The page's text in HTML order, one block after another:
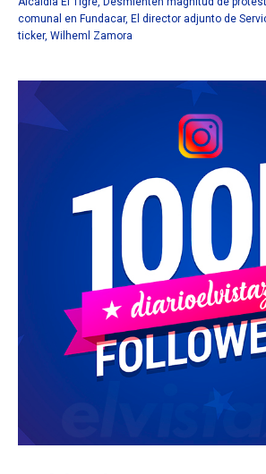
comunal en Fundacar, El director adjunto de
ticker, Wilheml Zamora